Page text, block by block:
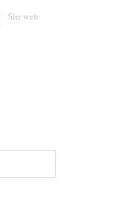
Site web